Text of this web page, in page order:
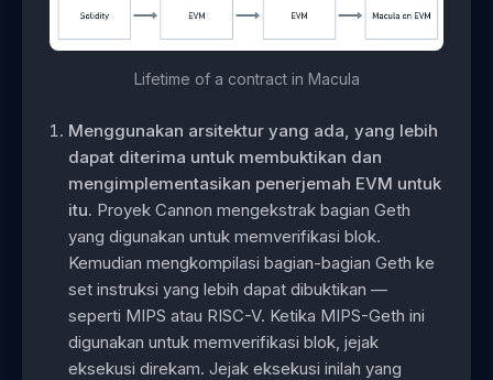
Lifetime of a contract in Macula
Menggunakan arsitektur yang ada, yang lebih
dapat diterima untuk membuktikan dan
mengimplementasikan penerjemah EVM untuk
itu. Proyek Cannon mengekstrak bagian Geth
yang digunakan untuk memverifikasi blok.
Kemudian mengkompilasi bagian-bagian Geth ke
set instruksi yang lebih dapat dibuktikan —
seperti MIPS atau RISC-V. Ketika MIPS-Geth ini
digunakan untuk memverifikasi blok, jejak
eksekusi direkam. Jejak eksekusi inilah yang